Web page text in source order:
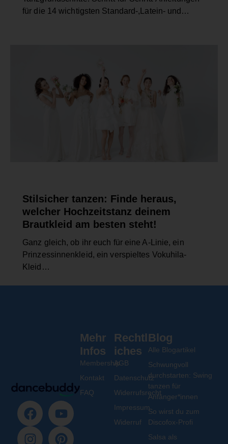
für die 14 wichtigsten Standard-,Latein- und…
Stilsicher tanzen: Finde heraus,
welcher Hochzeitstanz deinem
Brautkleid am besten steht!
Ganz gleich, ob ihr euch für eine A-Linie, ein
Prinzessinnenkleid, ein verspieltes Vokuhila-
Kleid…
Rechtl
iches
AGB
Datenschutz
Widerrufsrecht
Impressum
Widerruf
Mehr
Infos
Membership
Kontakt
FAQ
Blog
Alle Blogartikel
Schwungvoll
durchstarten: Swing
tanzen für
Anfänger*innen
So wirst du zum
Discofox-Profi
Salsa als